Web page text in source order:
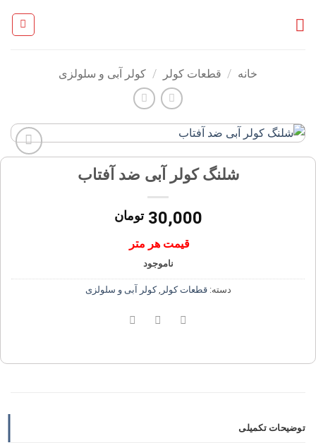
خانه / قطعات کولر / کولر آبی و سلولزی
شلنگ کولر آبی ضد آفتاب
30,000 تومان
قیمت هر متر
ناموجود
دسته:قطعات کولر ,کولر آبی و سلولزی
توضیحات تکمیلی